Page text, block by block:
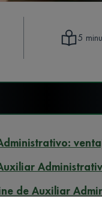
5
de Auxiliar